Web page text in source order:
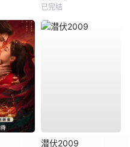
已完结
潜伏2009